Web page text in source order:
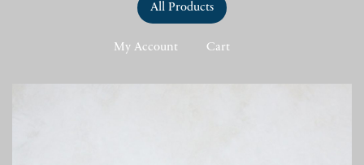
All Products
My Account Cart